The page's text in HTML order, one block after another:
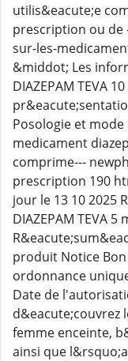
utilis&eacute;e
prescription ou de
sur-les-
&middot; Les
DIAZEPAM TEVA
Posologie et
medicament
comprime---
prescription 190
jour le 13 10 2025
DIAZEPAM TEVA
produit Notice
ordonnance
Date de
d&eacute;couvrez
femme enceinte,
ainsi que